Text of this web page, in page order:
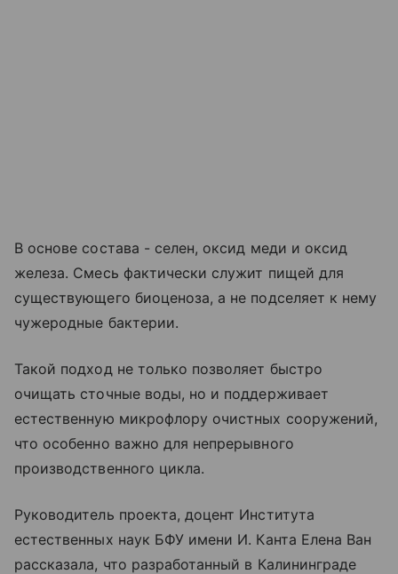
В основе состава - селен, оксид меди и оксид
железа. Смесь фактически служит пищей для
существующего биоценоза, а не подселяет к нему
чужеродные бактерии.
Такой подход не только позволяет быстро
очищать сточные воды, но и поддерживает
естественную микрофлору очистных сооружений,
что особенно важно для непрерывного
производственного цикла.
Руководитель проекта, доцент Института
естественных наук БФУ имени И. Канта Елена Ван
рассказала, что разработанный в Калининграде